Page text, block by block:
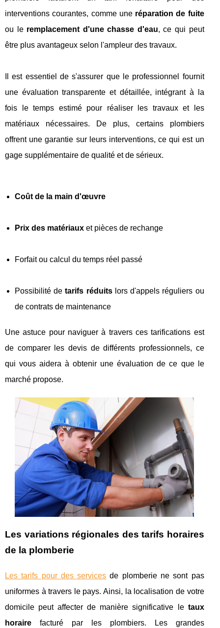
interventions courantes, comme une réparation de fuite
ou le remplacement d'une chasse d'eau, ce qui peut
être plus avantageux selon l'ampleur des travaux.
Il est essentiel de s'assurer que le professionnel fournit
une évaluation transparente et détaillée, intégrant à la
fois le temps estimé pour réaliser les travaux et les
matériaux nécessaires. De plus, certains plombiers
offrent une garantie sur leurs interventions, ce qui est un
gage supplémentaire de qualité et de sérieux.
Coût de la main d'œuvre
Prix des matériaux et pièces de rechange
Forfait ou calcul du temps réel passé
Possibilité detarifs réduitslors d'appels réguliers ou
de contrats de maintenance
Une astuce pour naviguer à travers ces tarifications est
de comparer les devis de différents professionnels, ce
qui vous aidera à obtenir une évaluation de ce que le
marché propose.
Les variations régionales des tarifs horaires
de la plomberie
Les tarifs pour des services de plomberie ne sont pas
uniformes à travers le pays. Ainsi, la localisation de votre
domicile peut affecter de manière significative le taux
horaire facturé par les plombiers. Les grandes